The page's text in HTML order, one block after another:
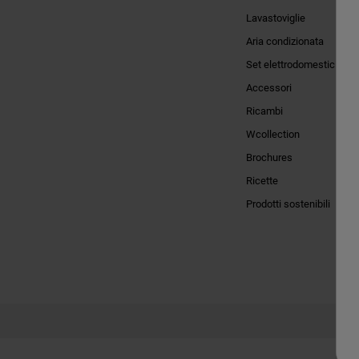
Lavastoviglie
Aria condizionata
Set elettrodomestici
Accessori
Ricambi
Wcollection
Brochures
Ricette
Prodotti sostenibili